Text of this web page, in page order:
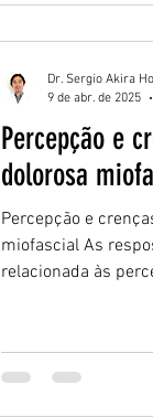
Percepção e
dolorosa
Percepção e
miofascial As
relacionada às
Dr. Sergio Akira
9 de abr. de 2025